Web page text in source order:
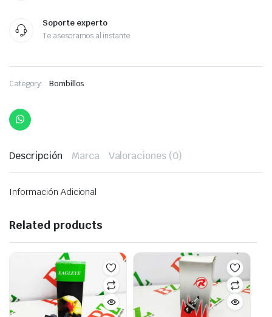
Soporte experto
Te asesoramos al instante
Category: Bombillos
Descripción Marca Valoraciones (0)
Información Adicional
Related products